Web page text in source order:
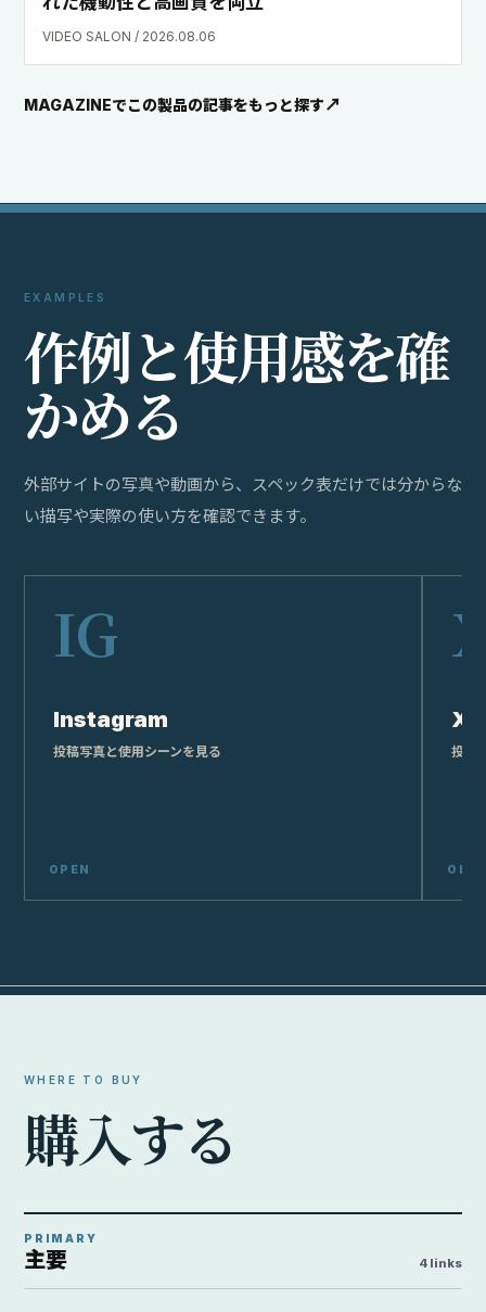
VIDEO SALON / 2026.08.06
MAGAZINEでこの製品の記事をもっと探す
EXAMPLES
作例と使用感を確
かめる
外部サイトの写真や動画から、スペック表だけでは分からな
い描写や実際の使い方を確認できます。
Instagram
投稿写真と使用シーンを見る
X
投稿
WHERE TO BUY
購入する
PRIMARY
主要 4 links